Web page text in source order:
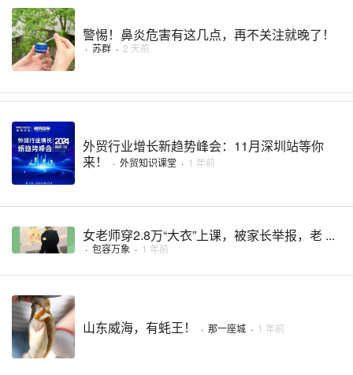
警惕！鼻炎危害有这几点，再不关注就晚了！
· 苏群 · 2 天前
外贸行业增长新趋势峰会：11月深圳站等你
来！
· 外贸知识课堂 · 1 年前
女老师穿2.8万“大衣”上课，被家长举报，老 ...
· 包容万象 · 1 年前
山东威海，有蚝王！ · 那一座城 · 1 年前